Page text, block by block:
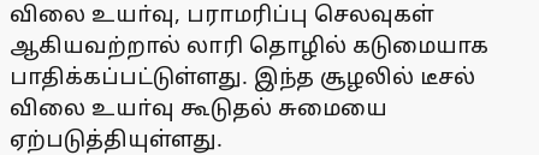
விலை உயா்வு, பராமரிப்பு செலவுகள்
ஆகியவற்றால் லாரி தொழில் கடுமையாக
பாதிக்கப்பட்டுள்ளது. இந்த சூழலில் டீசல்
விலை உயா்வு கூடுதல் சுமையை
ஏற்படுத்தியுள்ளது.